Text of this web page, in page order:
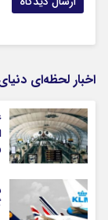
اخبار لحظه‌ای